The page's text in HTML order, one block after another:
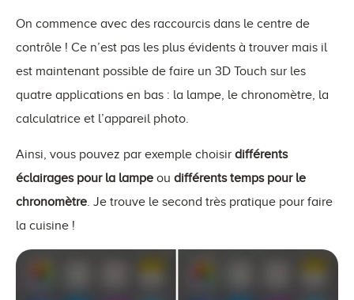
On commence avec des raccourcis dans le centre de
contrôle ! Ce n’est pas les plus évidents à trouver mais il
est maintenant possible de faire un 3D Touch sur les
quatre applications en bas : la lampe, le chronomètre, la
calculatrice et l’appareil photo.
Ainsi, vous pouvez par exemple choisir différents
éclairages pour la lampe ou différents temps pour le
chronomètre . Je trouve le second très pratique pour faire
la cuisine !